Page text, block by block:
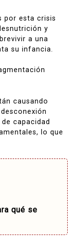
por esta crisis
y
a una
su infancia.
causando
capacidad
lo que
qué se